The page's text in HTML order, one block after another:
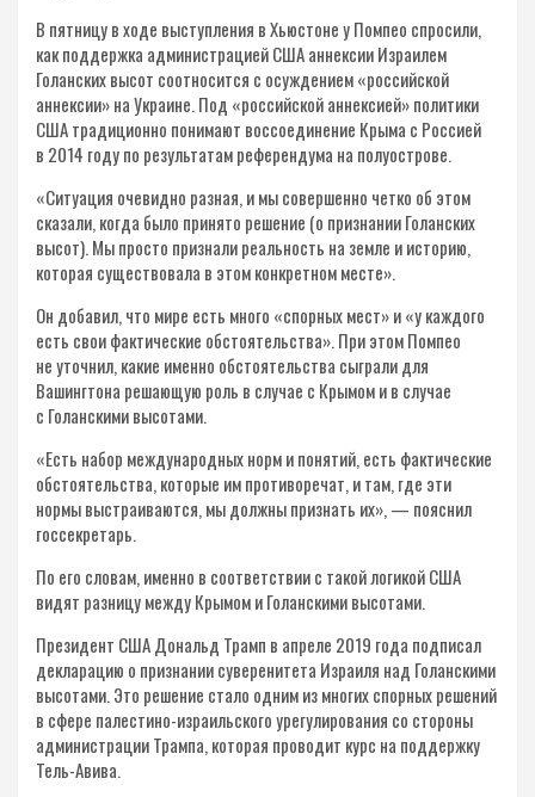
В пятницу в ходе выступления в Хьюстоне у Помпео спросили,
как поддержка администрацией США аннексии Израилем
Голанских высот соотносится с осуждением «российской
аннексии» на Украине. Под «российской аннексией» политики
США традиционно понимают воссоединение Крыма с Россией
в 2014 году по результатам референдума на полуострове.
«Ситуация очевидно разная, и мы совершенно четко об этом
сказали, когда было принято решение (о признании Голанских
высот). Мы просто признали реальность на земле и историю,
которая существовала в этом конкретном месте».
Он добавил, что мире есть много «спорных мест» и «у каждого
есть свои фактические обстоятельства». При этом Помпео
не уточнил, какие именно обстоятельства сыграли для
Вашингтона решающую роль в случае с Крымом и в случае
с Голанскими высотами.
«Есть набор международных норм и понятий, есть фактические
обстоятельства, которые им противоречат, и там, где эти
нормы выстраиваются, мы должны признать их», — пояснил
госсекретарь.
По его словам, именно в соответствии с такой логикой США
видят разницу между Крымом и Голанскими высотами.
Президент США Дональд Трамп в апреле 2019 года подписал
декларацию о признании суверенитета Израиля над Голанскими
высотами. Это решение стало одним из многих спорных решений
в сфере палестино-израильского урегулирования со стороны
администрации Трампа, которая проводит курс на поддержку
Тель-Авива.